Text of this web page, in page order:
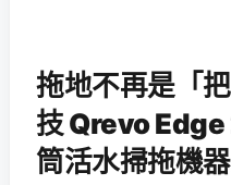
拖地不再是「
技 Qrevo
筒活水掃拖機